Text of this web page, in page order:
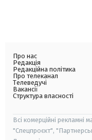
Про нас
Редакція
Редакційна політика
Про телеканал
Телеведучі
Вакансії
Структура власності
Всі комерційні рекламні
"Спецпроєкт",